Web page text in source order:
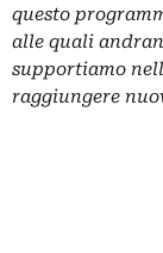
questo
alle quali
supportiamo
raggiungere